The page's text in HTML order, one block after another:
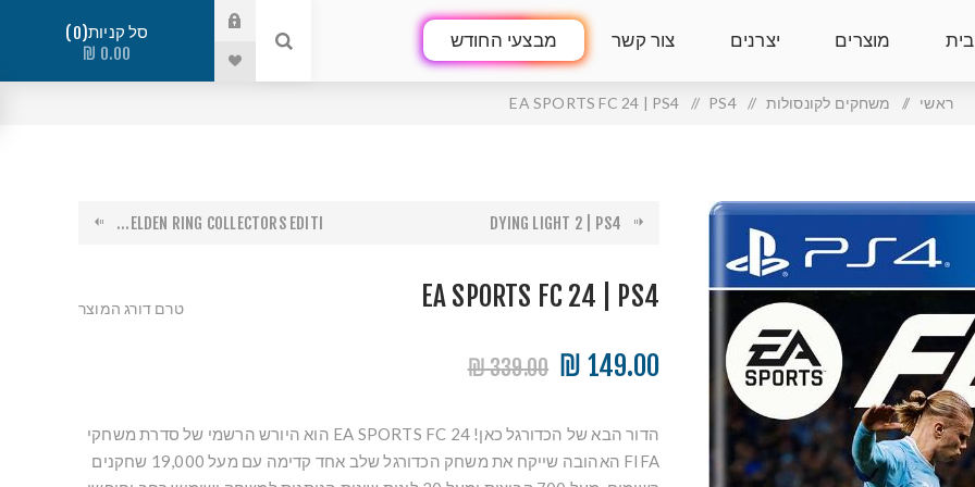
מוצרים יצרנים צור קשר מבצעי החודש סל קניות 0
0.00 ₪
ראשי / משחקים לקונסולות /
PS4
/
EA SPORTS FC 24 | PS4
DYING LIGHT 2 | PS4
ELDEN RING COLLECTORS EDITI...
EA SPORTS FC 24 | PS4 טרם דורג המוצר
149.00 ₪
339.00 ₪
הדור הבא של הכדורגל כאן! EA SPORTS FC 24 הוא היורש הרשמי של סדרת משחקי
FIFA האהובה שייקח את משחק הכדורגל שלב אחד קדימה עם מעל 19,000 שחקנים